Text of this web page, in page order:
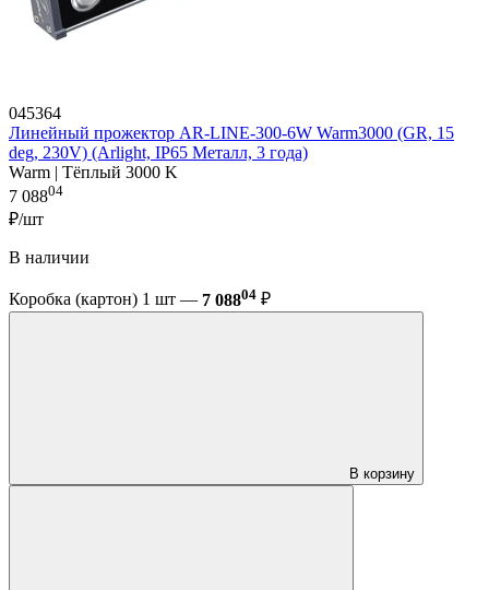
045364
Линейный прожектор AR-LINE-300-6W Warm3000 (GR, 15
deg, 230V) (Arlight, IP65 Металл, 3 года)
Warm | Тёплый 3000 K
7 08804
₽/шт
В наличии
Коробка (картон) 1 шт — 7 08804 ₽
В корзину